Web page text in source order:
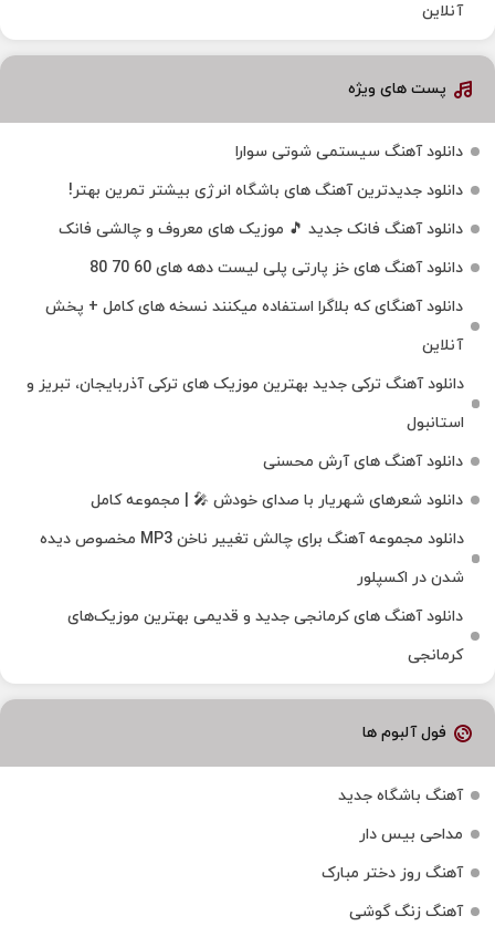
آنلاین
پست های ویژه
دانلود آهنگ سیستمی شوتی سوارا
دانلود جدیدترین آهنگ‌ های باشگاه انرژی بیشتر تمرین بهتر!
دانلود آهنگ فانک جدید 🎵 موزیک‌ های معروف و چالشی فانک
دانلود آهنگ های خز پارتی پلی لیست دهه های 60 70 80
دانلود آهنگای که بلاگرا استفاده میکنند نسخه های کامل + پخش
آنلاین
دانلود آهنگ ترکی جدید بهترین موزیک‌ های ترکی آذربایجان، تبریز و
استانبول
دانلود آهنگ های آرش محسنی
دانلود شعرهای شهریار با صدای خودش 🎤 | مجموعه کامل
دانلود مجموعه آهنگ برای چالش تغییر ناخن MP3 مخصوص دیده
شدن در اکسپلور
دانلود آهنگ‌ های کرمانجی جدید و قدیمی بهترین موزیک‌های
کرمانجی
فول آلبوم ها
آهنگ باشگاه جدید
مداحی بیس دار
آهنگ روز دختر مبارک
آهنگ زنگ گوشی